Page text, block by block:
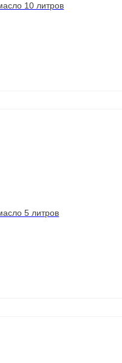
10 литров
5 литров